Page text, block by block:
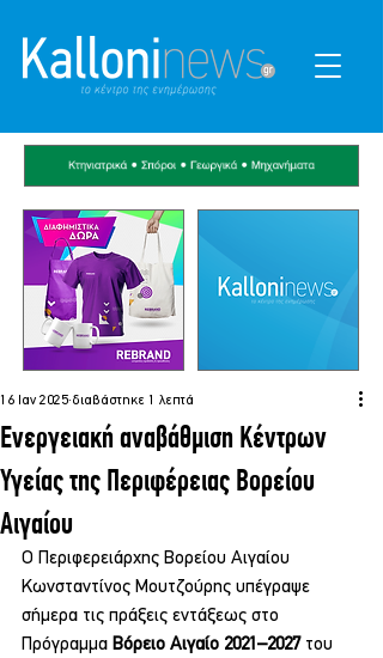
Ενεργειακή αναβάθμιση Κέντρων
Υγείας της Περιφέρειας Βορείου
Αιγαίου
16 Ιαν 2025 διαβάστηκε 1 λεπτά
Ο Περιφερειάρχης Βορείου Αιγαίου
Κωνσταντίνος Μουτζούρης υπέγραψε
σήμερα τις πράξεις εντάξεως στο
Πρόγραμμα Βόρειο Αιγαίο 2021–2027 του